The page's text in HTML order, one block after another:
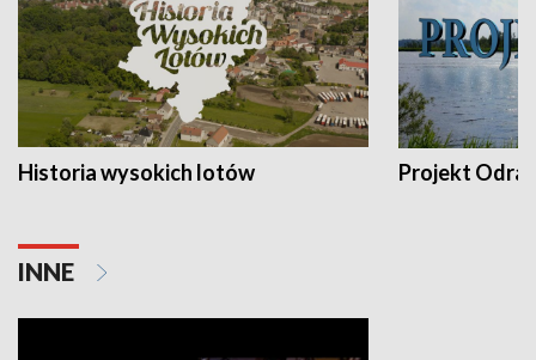
Historia wysokich lotów Projekt Odra
INNE